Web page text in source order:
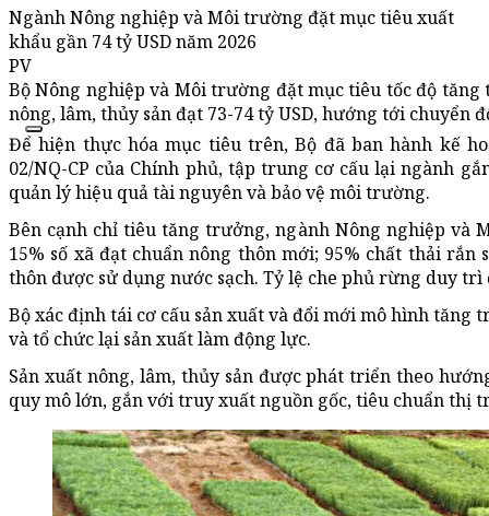
Ngành Nông nghiệp và Môi trường đặt mục tiêu xuất
khẩu gần 74 tỷ USD năm 2026
PV
Bộ Nông nghiệp và Môi trường đặt mục tiêu tốc độ
nông, lâm, thủy sản đạt 73-74 tỷ USD, hướng tới
Để hiện thực hóa mục tiêu trên, Bộ đã ban hành kế
02/NQ-CP của Chính phủ, tập trung cơ cấu lại ngành
quản lý hiệu quả tài nguyên và bảo vệ môi trường.
Bên cạnh chỉ tiêu tăng trưởng, ngành Nông nghiệp và
15% số xã đạt chuẩn nông thôn mới; 95% chất thải
thôn được sử dụng nước sạch. Tỷ lệ che phủ rừng duy trì
Bộ xác định tái cơ cấu sản xuất và đổi mới mô hình tăng
và tổ chức lại sản xuất làm động lực.
Sản xuất nông, lâm, thủy sản được phát triển theo
quy mô lớn, gắn với truy xuất nguồn gốc, tiêu chuẩn thị